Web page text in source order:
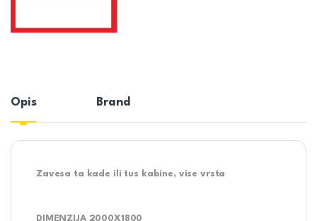
Opis Brand
Zavesa ta kade ili tus kabine, vise vrsta
DIMENZIJA 2000X1800